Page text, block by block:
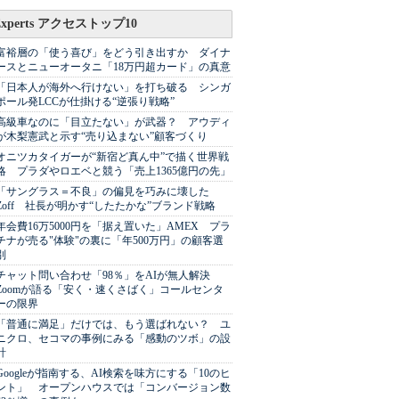
アクセストップ10
裕層の「使う喜び」をどう引き出すか ダイナ
スとニューオータニ「18万円超カード」の真意
日本人が海外へ行けない」を打ち破る シンガ
ール発LCCが仕掛ける“逆張り戦略”
級車なのに「目立たない」が武器？ アウディ
木梨憲武と示す“売り込まない”顧客づくり
ニツカタイガーが“新宿ど真ん中”で描く世界戦
プラダやロエベと競う「売上1365億円の先」
サングラス＝不良」の偏見を巧みに壊した
社長が明かす“したたかな”ブランド戦略
会費16万5000円を「据え置いた」AMEX プラ
ナが売る"体験"の裏に「年500万円」の顧客選
ャット問い合わせ「98％」をAIが無人解決
が語る「安く・速くさばく」コールセンタ
の限界
普通に満足」だけでは、もう選ばれない？ ユ
クロ、セコマの事例にみる「感動のツボ」の設
が指南する、AI検索を味方にする「10のヒ
ト」 オープンハウスでは「コンバージョン数